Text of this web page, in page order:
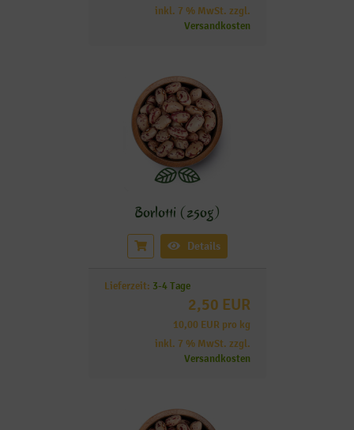
inkl. 7 % MwSt. zzgl.
Versandkosten
Borlotti (250g)
Details
Lieferzeit: 3-4 Tage
2,50 EUR
10,00 EUR pro kg
inkl. 7 % MwSt. zzgl.
Versandkosten